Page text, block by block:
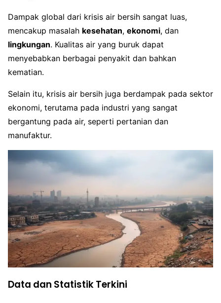
Dampak global dari krisis air bersih sangat luas,
mencakup masalah kesehatan, ekonomi, dan
lingkungan. Kualitas air yang buruk dapat
menyebabkan berbagai penyakit dan bahkan
kematian.
Selain itu, krisis air bersih juga berdampak pada sektor
ekonomi, terutama pada industri yang sangat
bergantung pada air, seperti pertanian dan
manufaktur.
Data dan Statistik Terkini